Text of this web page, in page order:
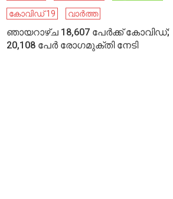
കോവിഡ് 19
വാർത്ത
ഞായറാഴ്ച 18,607 പേര്‍ക്ക് കോവിഡ്;
20,108 പേര്‍ രോഗമുക്തി നേടി